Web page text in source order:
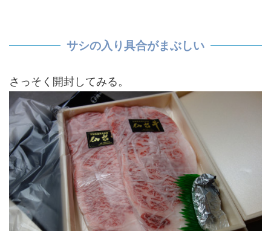
サシの入り具合がまぶしい
さっそく開封してみる。